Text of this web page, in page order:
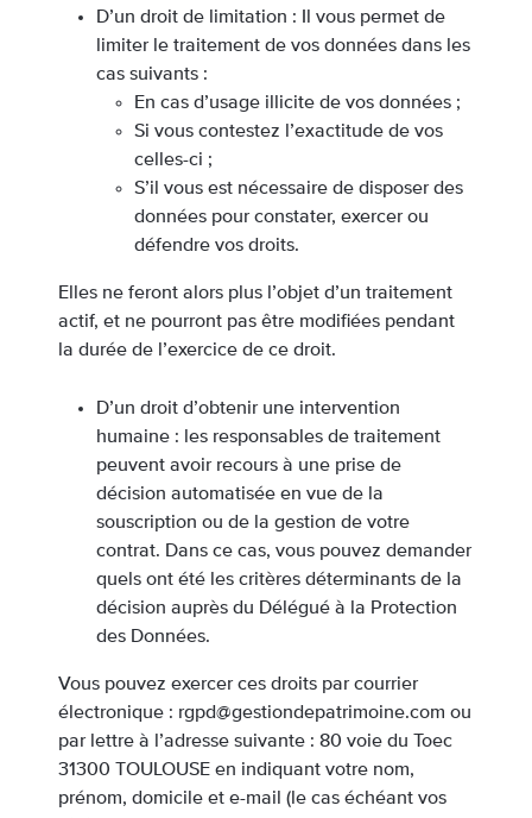
D’un droit de limitation : Il vous permet de
limiter le traitement de vos données dans les
cas suivants :
En cas d’usage illicite de vos données ;
Si vous contestez l’exactitude de vos
celles-ci ;
S’il vous est nécessaire de disposer des
données pour constater, exercer ou
défendre vos droits.
Elles ne feront alors plus l’objet d’un traitement
actif, et ne pourront pas être modifiées pendant
la durée de l’exercice de ce droit.
D’un droit d’obtenir une intervention
humaine : les responsables de traitement
peuvent avoir recours à une prise de
décision automatisée en vue de la
souscription ou de la gestion de votre
contrat. Dans ce cas, vous pouvez demander
quels ont été les critères déterminants de la
décision auprès du Délégué à la Protection
des Données.
Vous pouvez exercer ces droits par courrier
électronique : rgpd@gestiondepatrimoine.com ou
par lettre à l’adresse suivante : 80 voie du Toec
31300 TOULOUSE en indiquant votre nom,
prénom, domicile et e-mail (le cas échéant vos